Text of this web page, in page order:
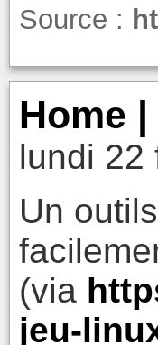
Source :
Home |
lundi 22
Un
(via
jeu-